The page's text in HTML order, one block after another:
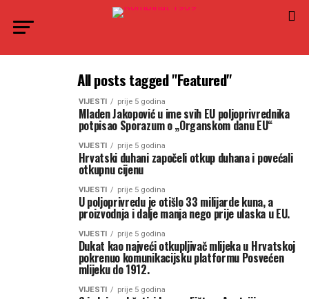
All posts tagged "Featured"
VIJESTI prije 5 godina
Mladen Jakopović u ime svih EU poljoprivrednika
potpisao Sporazum o „Organskom danu EU“
VIJESTI prije 5 godina
Hrvatski duhani započeli otkup duhana i povećali
otkupnu cijenu
VIJESTI prije 5 godina
U poljoprivredu je otišlo 33 milijarde kuna, a
proizvodnja i dalje manja nego prije ulaska u EU.
VIJESTI prije 5 godina
Dukat kao najveći otkupljivač mlijeka u Hrvatskoj
pokrenuo komunikacijsku platformu Posvećen
mlijeku do 1912.
VIJESTI prije 5 godina